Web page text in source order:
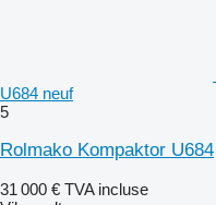
U684 neuf
5
Rolmako Kompaktor U684
31 000 € TVA incluse